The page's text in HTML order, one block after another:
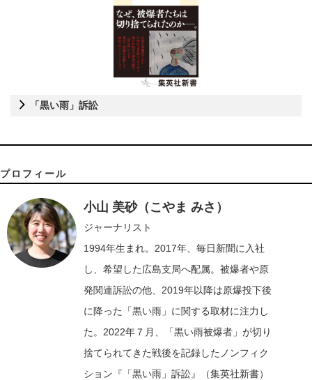
「黒い雨」訴訟
プロフィール
小山 美砂（こやま みさ）
ジャーナリスト
1994年生まれ。2017年、毎日新聞に入社
し、希望した広島支局へ配属。被爆者や原
発関連訴訟の他、2019年以降は原爆投下後
に降った「黒い雨」に関する取材に注力し
た。2022年７月、「黒い雨被爆者」が切り
捨てられてきた戦後を記録したノンフィク
ション『「黒い雨」訴訟』（集英社新書）